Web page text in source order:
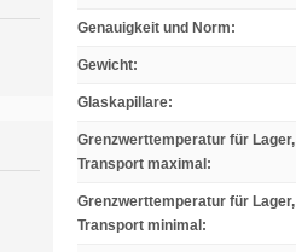
Genauigkeit und Norm:
Gewicht:
Glaskapillare:
Grenzwerttemperatur für Lager,
Transport maximal :
Grenzwerttemperatur für Lager,
Transport minimal :